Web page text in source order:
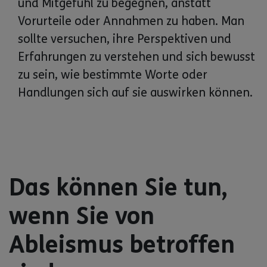
und Mitgefühl zu begegnen, anstatt
Vorurteile oder Annahmen zu haben. Man
sollte versuchen, ihre Perspektiven und
Erfahrungen zu verstehen und sich bewusst
zu sein, wie bestimmte Worte oder
Handlungen sich auf sie auswirken können.
Das können Sie tun,
wenn Sie von
Ableismus betroffen